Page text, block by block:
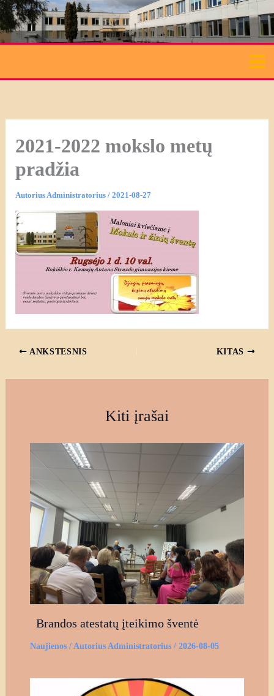
Pereiti
prie
turinio
2021-2022 mokslo metų
pradžia
AutoriusAdministratorius / 2021-08-27
ANKSTESNIS KITAS
Kiti įrašai
Brandos atestatų įteikimo šventė
Naujienos/ Autorius Administratorius / 2026-08-05